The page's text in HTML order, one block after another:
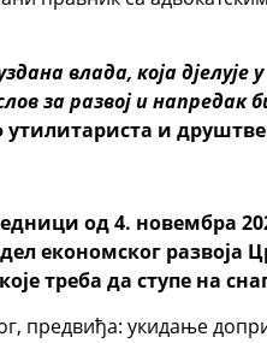
влада, која
за развој и напредак
утилитариста и
од 4. новембра
економског развоја
треба да ступе на
предвиђа: укидање